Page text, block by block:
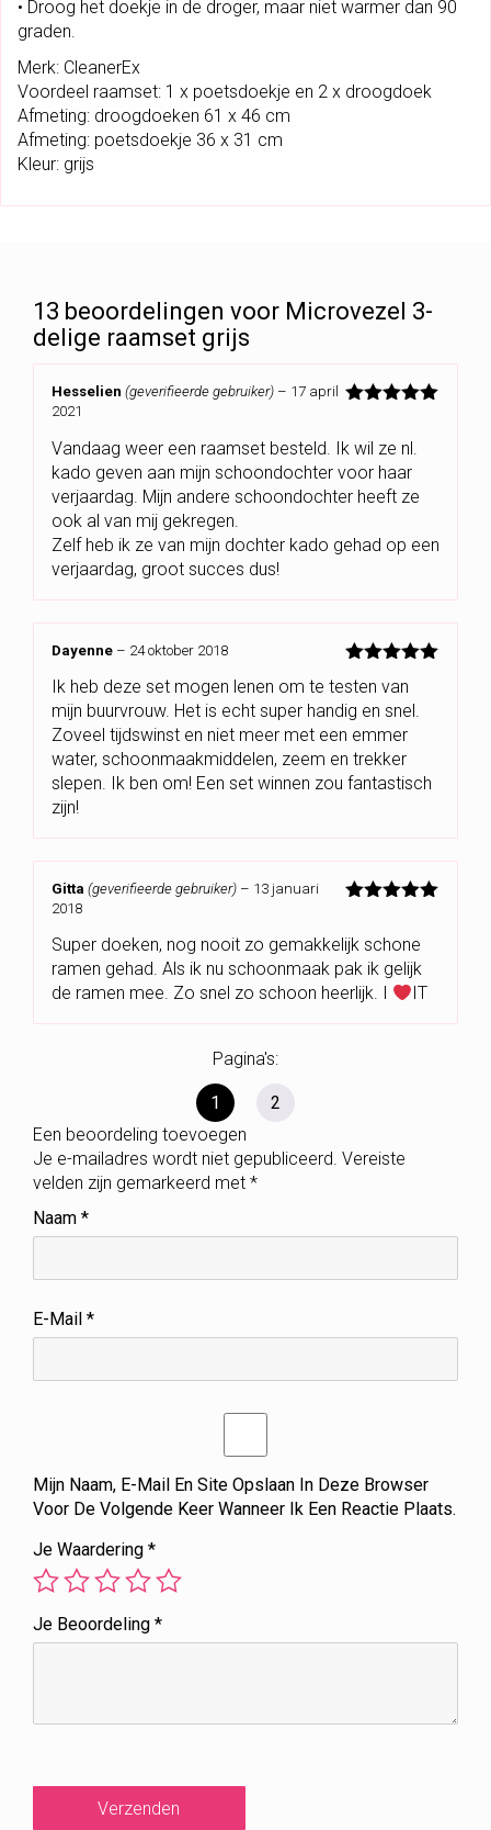
• Droog het doekje in de droger, maar niet warmer dan 90
graden.
Merk: CleanerEx
Voordeel raamset: 1 x poetsdoekje en 2 x droogdoek
Afmeting: droogdoeken 61 x 46 cm
Afmeting: poetsdoekje 36 x 31 cm
Kleur: grijs
13 beoordelingen voor Microvezel 3-
delige raamset grijs
Hesselien (geverifieerde gebruiker) – 17 april
2021
Vandaag weer een raamset besteld. Ik wil ze nl.
kado geven aan mijn schoondochter voor haar
verjaardag. Mijn andere schoondochter heeft ze
ook al van mij gekregen.
Zelf heb ik ze van mijn dochter kado gehad op een
verjaardag, groot succes dus!
Gewaardeerd
5uit 5
Dayenne – 24 oktober 2018
Ik heb deze set mogen lenen om te testen van
mijn buurvrouw. Het is echt super handig en snel.
Zoveel tijdswinst en niet meer met een emmer
water, schoonmaakmiddelen, zeem en trekker
slepen. Ik ben om! Een set winnen zou fantastisch
zijn!
Gitta (geverifieerde gebruiker) – 13 januari
2018
Super doeken, nog nooit zo gemakkelijk schone
ramen gehad. Als ik nu schoonmaak pak ik gelijk
de ramen mee. Zo snel zo schoon heerlijk. I
IT
Pagina's:
1
2
Een beoordeling toevoegen
Je e-mailadres wordt niet gepubliceerd. Vereiste
velden zijn gemarkeerd met *
Naam *
E-Mail *
Mijn Naam, E-Mail En Site Opslaan In Deze Browser
Voor De Volgende Keer Wanneer Ik Een Reactie Plaats.
Je Waardering *
Je Beoordeling *